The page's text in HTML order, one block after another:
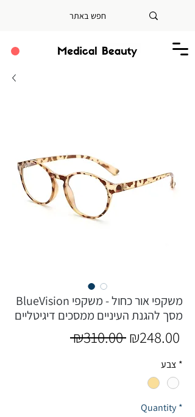
BlueVision משקפי אור כחול - משקפי
מסך להגנת העיניים ממסכים דיגיטליים
₪310.00 Regular
₪248.00
צבע *
Quantity *